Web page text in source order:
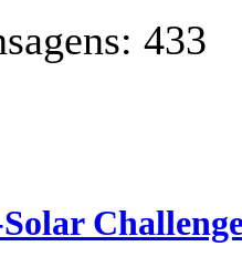
433